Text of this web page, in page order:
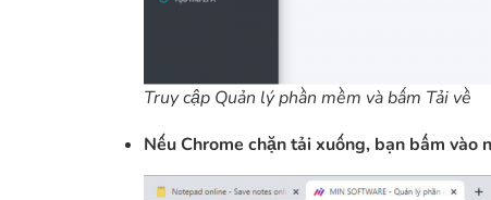
Truy cập Quản lý phần mềm và bấm Tải về
Nếu Chrome chặn tải xuống, bạn bấm vào